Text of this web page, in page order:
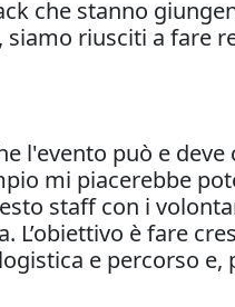
che stanno
riusciti a fare
l'evento può e deve
mi piacerebbe
staff con i
è fare
e percorso e,